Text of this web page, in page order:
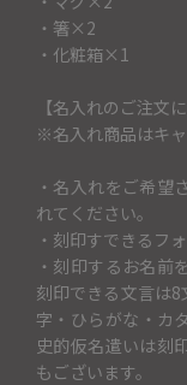
・箸×2
・化粧箱×1
【名入れのご注文
※名入れ商品はキャ
・名入れをご希望
れてください。
・刻印すできるフ
・刻印するお名前
刻印できる文言は
字・ひらがな・カ
史的仮名遣いは刻
もございます。